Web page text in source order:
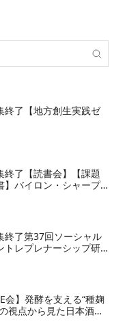
終了【地方創生実践ゼ
終了【読書会】【課題
】バイロン・シャープ
2018年
終了第37回ソーシャル
トレプレナーシップ研
会】発酵を支える“種麹
視点から見た日本酒産